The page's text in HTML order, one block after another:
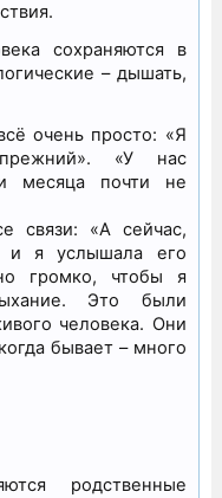
сохраняются в
– дышать,
очень просто: «Я
«У нас
месяца почти не
связи: «А сейчас,
и я услышала его
громко, чтобы я
Это были
человека. Они
бывает – много
родственные